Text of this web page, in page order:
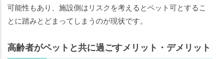
可能性もあり、施設側はリスクを考えるとペット可とするこ
とに踏みとどまってしまうのが現状です。
高齢者がペットと共に過ごすメリット・デメリット